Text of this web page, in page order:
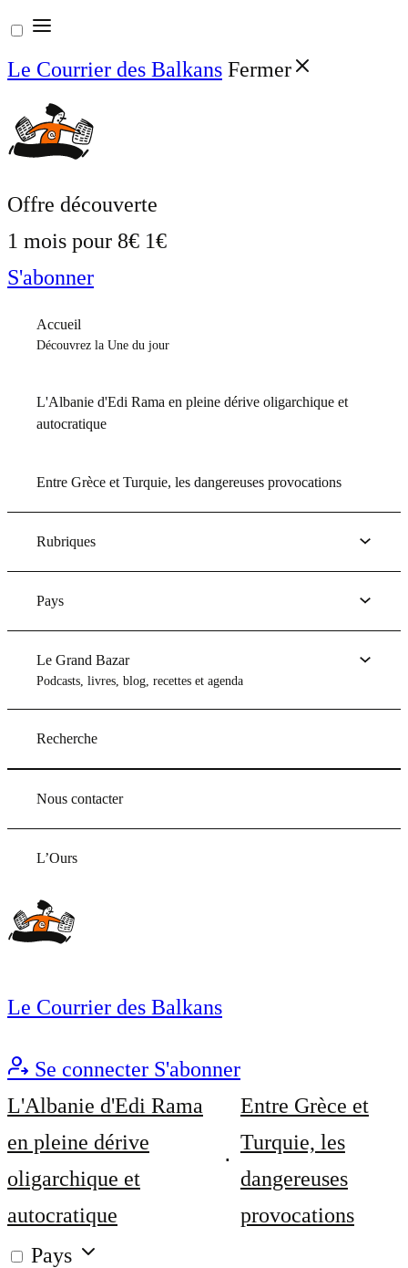
Aller
au
contenu
Le Courrier des Balkans Fermer
Offre découverte
1 mois pour 8€ 1€
S'abonner
Accueil
Découvrez la Une du jour
L'Albanie d'Edi Rama en pleine dérive oligarchique et
autocratique
Entre Grèce et Turquie, les dangereuses provocations
Rubriques
Pays
Le Grand Bazar
Podcasts, livres, blog, recettes et agenda
Recherche
Nous contacter
L’Ours
Le Courrier des Balkans
Se connecter S'abonner
L'Albanie d'Edi Rama
en pleine dérive
oligarchique et
autocratique
Entre Grèce et
Turquie, les
dangereuses
provocations
Pays